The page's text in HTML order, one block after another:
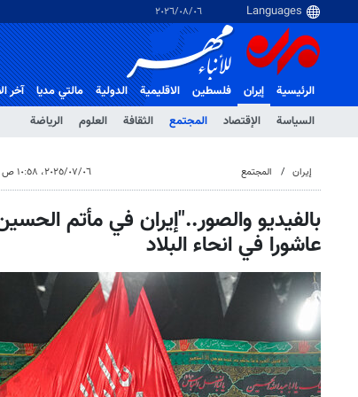
٠٦‏/٠٨‏/٢٠٢٦
الرئيسية
إيران
السياسة
الإقتصاد المجتمع الثقافة العلوم الرياضة
فلسطین الاقلیمیة الدولية مالتي مدیا آخر
إيران المجتمع ٠٦‏/٠٧‏/٢٠٢٥، ١٠:٥٨ ص
بالفيديو والصور.."إيران في مأتم
عاشورا في انحاء البلاد